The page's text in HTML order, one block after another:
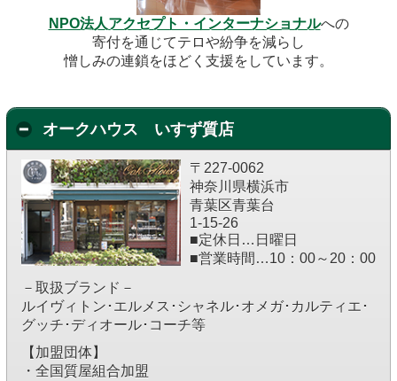
NPO法人アクセプト・インターナショナルへの
寄付を通じてテロや紛争を減らし
憎しみの連鎖をほどく支援をしています。
オークハウス いすず質店
〒227-0062
神奈川県横浜市
青葉区青葉台
1-15-26
■定休日…日曜日
■営業時間…10：00～20：00
－取扱ブランド－
ルイヴィトン･エルメス･シャネル･オメガ･カルティエ･
グッチ･ディオール･コーチ等
【加盟団体】
・全国質屋組合加盟